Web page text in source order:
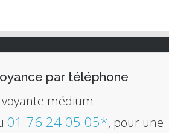
par téléphone
médium
01 76 24 05 05*, pour une